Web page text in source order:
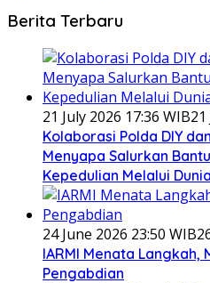
Berita Terbaru
21 July 2026 17:36 WIB
Kolaborasi Polda DIY
Menyapa Salurkan
Kepedulian Melalui
24 June 2026 23:50 WIB
IARMI Menata Langkah,
Pengabdian